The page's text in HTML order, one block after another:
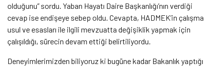
olduğunu” sordu. Yaban Hayatı Daire Başkanlığı’nın verdiği
cevap ise endişeye sebep oldu. Cevapta, HADMEK’in çalışma
usul ve esasları ile ilgili mevzuatta değişiklik yapmak için
çalışıldığı, sürecin devam ettiği belirtiliyordu.
Deneyimlerimizden biliyoruz ki bugüne kadar Bakanlık yaptığı